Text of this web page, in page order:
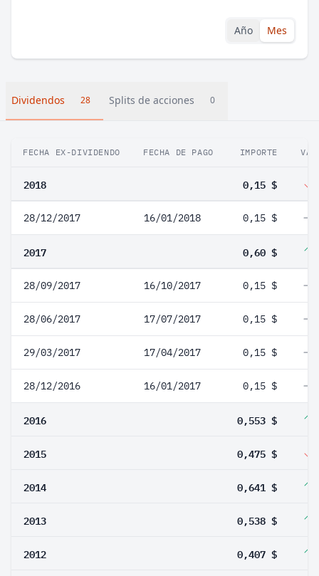
Año Mes
Dividendos 28 Splits de acciones 0
FECHA EX-DIVIDENDO FECHA DE PAGO IMPORTE
2018 0,15 $
28/12/2017 16/01/2018 0,15 $
2017 0,60 $
28/09/2017 16/10/2017 0,15 $
28/06/2017 17/07/2017 0,15 $
29/03/2017 17/04/2017 0,15 $
28/12/2016 16/01/2017 0,15 $
2016 0,553 $
2015 0,475 $
2014 0,641 $
2013 0,538 $
2012 0,407 $